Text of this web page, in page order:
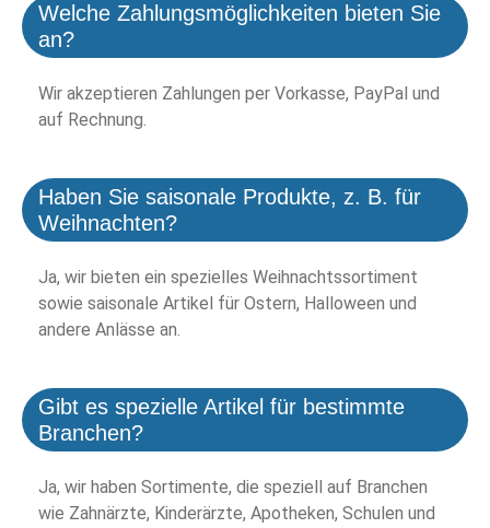
Welche Zahlungsmöglichkeiten bieten Sie
an?
Wir akzeptieren Zahlungen per Vorkasse, PayPal und
auf Rechnung.
Haben Sie saisonale Produkte, z. B. für
Weihnachten?
Ja, wir bieten ein spezielles Weihnachtssortiment
sowie saisonale Artikel für Ostern, Halloween und
andere Anlässe an.
Gibt es spezielle Artikel für bestimmte
Branchen?
Ja, wir haben Sortimente, die speziell auf Branchen
wie Zahnärzte, Kinderärzte, Apotheken, Schulen und